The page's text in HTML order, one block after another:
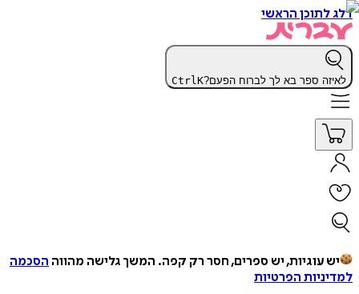
דלג לתוכן הראשי
לאיזה ספר בא לך לברוח הפעם? CtrlK
יש עוגיות, יש ספרים, חסר רק קפה. המשך גלישה מהווה הסכמה
למדיניות הפרטיות